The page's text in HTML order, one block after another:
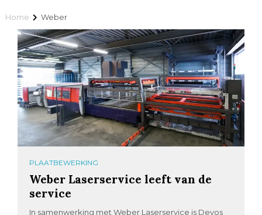
Home Weber
PLAATBEWERKING
Weber Laserservice leeft van de
service
In samenwerking met Weber Laserservice is Devos